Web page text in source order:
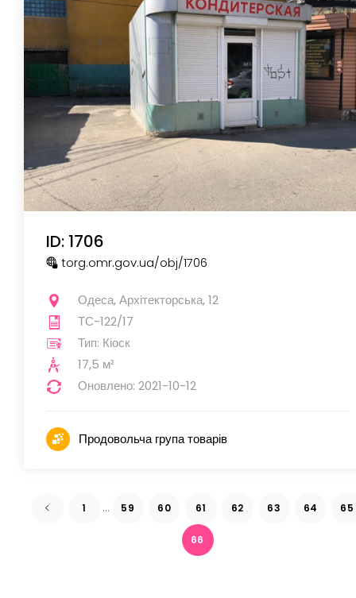
ID: 1706
torg.omr.gov.ua/obj/1706
Одеса, Архітекторська, 12
ТС-122/17
Тип: Кіоск
17,5 м²
Оновлено: 2021-10-12
Продовольча група товарів
1 ... 59 60 61 62 63 64 65
66